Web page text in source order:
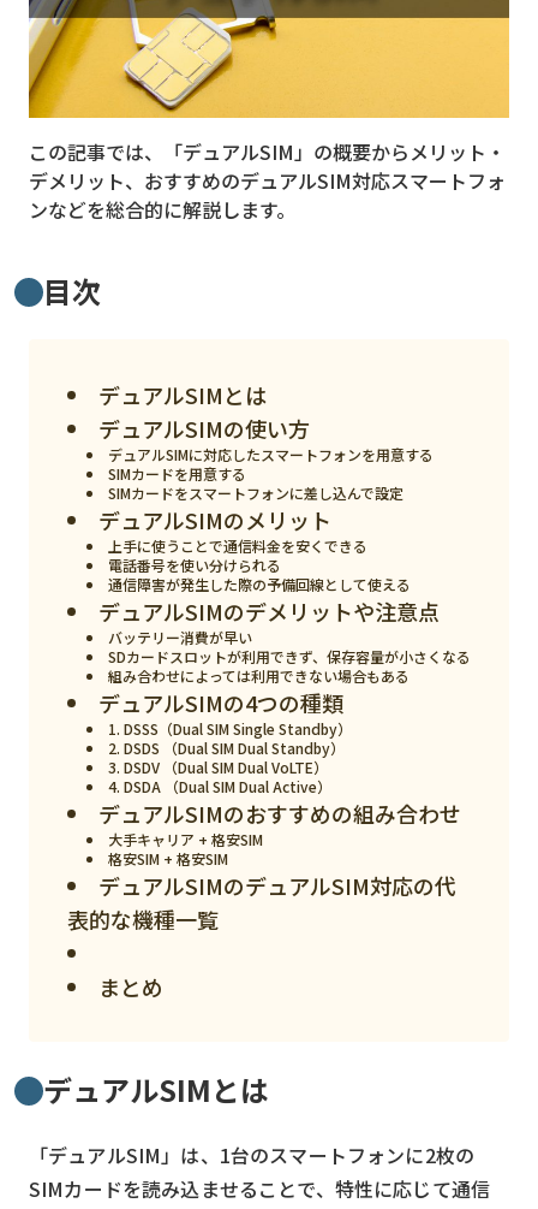
スマート漁業
PR
5G
クラウド
M2M
スマート〇〇
ドローン
ロボット
スマート物流
ニュース
デジタルサイネージ
SaaS
おすすめ
スマホ
この記事では、「デュアルSIM」の概要からメリット・
デメリット、おすすめのデュアルSIM対応スマートフォ
ンなどを総合的に解説します。
目次
デュアルSIMとは
デュアルSIMの使い方
デュアルSIMに対応したスマートフォンを用意する
SIMカードを用意する
SIMカードをスマートフォンに差し込んで設定
デュアルSIMのメリット
上手に使うことで通信料金を安くできる
電話番号を使い分けられる
通信障害が発生した際の予備回線として使える
デュアルSIMのデメリットや注意点
バッテリー消費が早い
SDカードスロットが利用できず、保存容量が小さくなる
組み合わせによっては利用できない場合もある
デュアルSIMの4つの種類
1. DSSS（Dual SIM Single Standby）
2. DSDS （Dual SIM Dual Standby）
3. DSDV （Dual SIM Dual VoLTE）
4. DSDA （Dual SIM Dual Active）
デュアルSIMのおすすめの組み合わせ
大手キャリア + 格安SIM
格安SIM + 格安SIM
デュアルSIMのデュアルSIM対応の代
表的な機種一覧
まとめ
デュアルSIMとは
「デュアルSIM」は、1台のスマートフォンに2枚の
SIMカードを読み込ませることで、特性に応じて通信